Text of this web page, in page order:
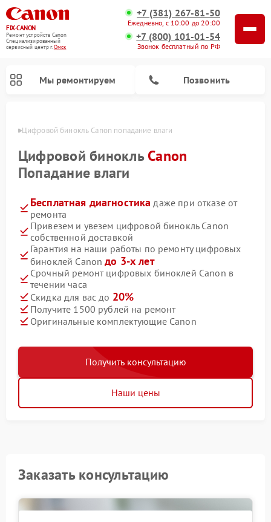
FIX-CANON
Ремонт устройств Canon
Специализированный
cервисный центр г.Омск
+7 (381) 267-81-50
Ежедневно, с 10:00 до 20:00
+7 (800) 101-01-54
Звонок бесплатный по РФ
Мы ремонтируем Позвонить
Цифровой бинокль Canon попадание влаги
Цифровой бинокльCanon
Попадание влаги
Бесплатная диагностика даже при отказе от
ремонта
Привезем и увезем цифровой бинокль Canon
собственной доставкой
Гарантия на наши работы по ремонту цифровых
биноклей Canonдо 3-х лет
Срочный ремонт цифровых биноклей Canon в
течении часа
Скидка для вас до 20%
Получите 1500 рублей на ремонт
Оригинальные комплектующие Canon
Получить консультацию
Наши цены
Заказать консультацию